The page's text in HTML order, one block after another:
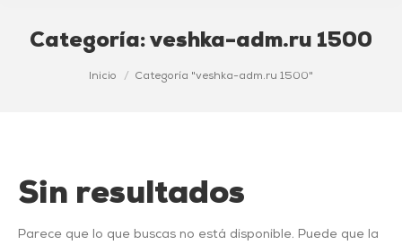
Categoría: veshka-adm.ru 1500
Inicio Categoría "veshka-adm.ru 1500"
Sin resultados
Parece que lo que buscas no está disponible. Puede que la